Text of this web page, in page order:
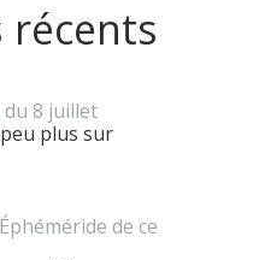
récents
du 8 juillet
plus sur
de ce